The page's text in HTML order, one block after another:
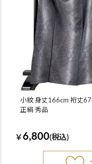
小紋 身丈166cm 裄丈
正絹 秀品
￥ 6,800(税込)